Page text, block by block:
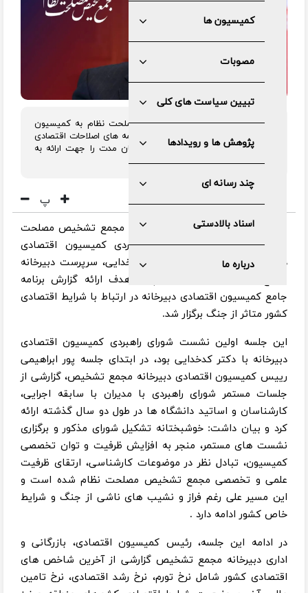
کمیسیون ها
مصوبات
تبیین سیاست های کلی
پژوهش ها و رویدادها
چند رسانه ای
اسناد بالادستی
درباره ما
سرپرست دبیرخانه مجمع تشخیص مصلحت نظام به کمیسیون
اقتصادی این دبیرخانه ماموریت داد برنامه های اصلاحات اقتصادی
در دو سطح کوتاه مدت و فوری و میان مدت را جهت ارائه به
صحن مجمع تشخیص تدوین کند.
پ
به گزارش مرکز رسانه و روابط عمومی مجمع تشخیص مصلحت
نظام، نشست مشترک شورای راهبردی کمیسیون اقتصادی
دبیرخانه مجمع تشخیص با دکتر کدخدایی، سرپرست دبیرخانه
مجمع تشخیص مصلحت نظام، با هدف ارائه گزارش برنامه
جامع کمیسیون اقتصادی دبیرخانه در ارتباط با شرایط اقتصادی
کشور متاثر از جنگ برگزار شد.
این جلسه اولین نشست شورای راهبردی کمیسیون اقتصادی
دبیرخانه با دکتر کدخدایی بود، در ابتدای جلسه پور ابراهیمی
رییس کمیسیون اقتصادی دبیرخانه مجمع تشخیص، گزارشی از
جلسات مستمر شورای راهبردی با مدیران با سابقه اجرایی،
کارشناسان و اساتید دانشگاه ها در طول دو سال گذشته ارائه
کرد و بیان داشت: خوشبختانه تشکیل شورای مذکور و برگزاری
نشست های مستمر، منجر به افزایش ظرفیت و توان تخصصی
کمیسیون، تبادل نظر در موضوعات کارشناسی، ارتقای ظرفیت
علمی و تخصصی مجمع تشخیص مصلحت نظام شده است و
این مسیر علی رغم فراز و نشیب های ناشی از جنگ و شرایط
خاص کشور ادامه دارد .
در ادامه این جلسه، رئیس کمیسیون اقتصادی، بازرگانی و
اداری دبیرخانه مجمع تشخیص گزارشی از آخرین شاخص های
اقتصادی کشور شامل نرخ تورم، نرخ رشد اقتصادی، نرخ تامین